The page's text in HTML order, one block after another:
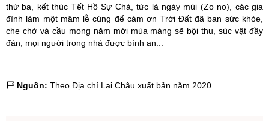
thứ ba, kết thúc Tết Hồ Sự Chà, tức là ngày mùi (Zo no), các gia
đình làm một mâm lễ cúng để cảm ơn Trời Đất đã ban sức khỏe,
che chở và cầu mong năm mới mùa màng sẽ bội thu, súc vật đầy
đàn, mọi người trong nhà được bình an...
Nguồn: Theo Địa chí Lai Châu xuất bản năm 2020